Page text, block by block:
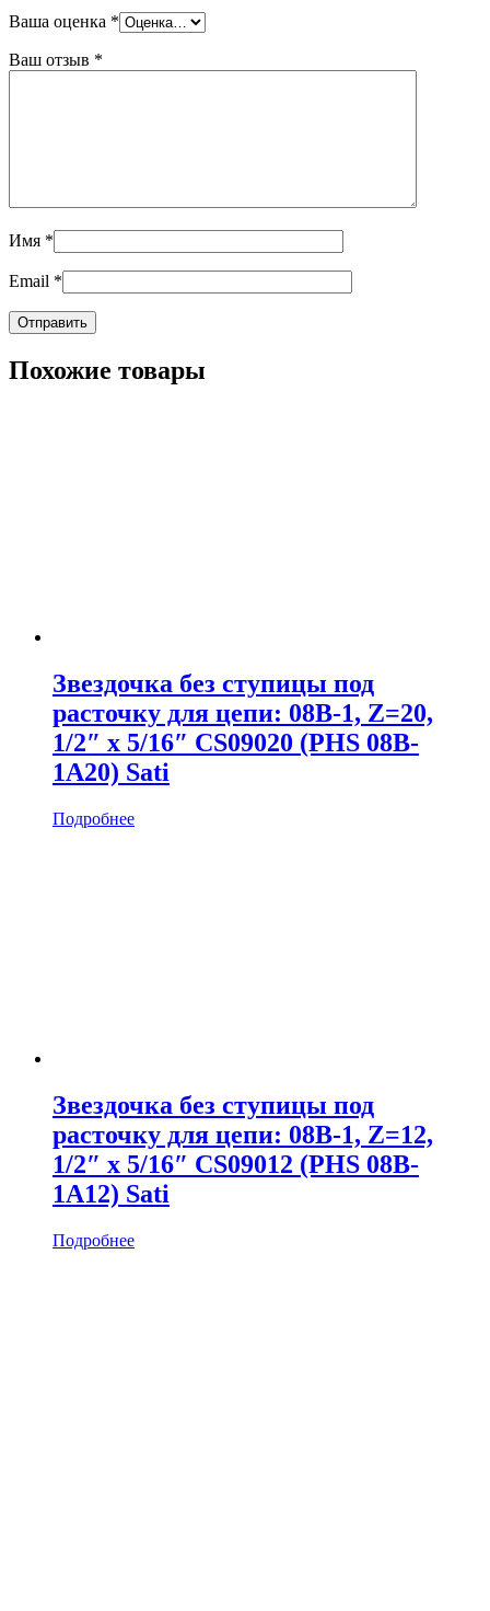
Ваша оценка *
Ваш отзыв *
Имя *
Email *
Похожие товары
Звездочка без ступицы под
расточку для цепи: 08B-1, Z=20,
1/2″ x 5/16″ CS09020 (PHS 08B-
1A20) Sati
Подробнее
Звездочка без ступицы под
расточку для цепи: 08B-1, Z=12,
1/2″ x 5/16″ CS09012 (PHS 08B-
1A12) Sati
Подробнее